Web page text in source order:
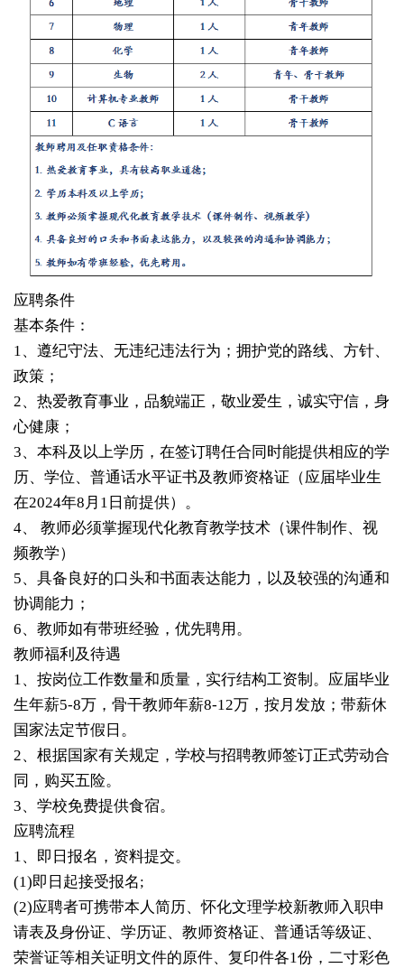
应聘条件
基本条件：
1、遵纪守法、无违纪违法行为；拥护党的路线、方针、
政策；
2、热爱教育事业，品貌端正，敬业爱生，诚实守信，身
心健康；
3、本科及以上学历，在签订聘任合同时能提供相应的学
历、学位、普通话水平证书及教师资格证（应届毕业生
在2024年8月1日前提供）。
4、 教师必须掌握现代化教育教学技术（课件制作、视
频教学）
5、具备良好的口头和书面表达能力，以及较强的沟通和
协调能力；
6、教师如有带班经验，优先聘用。
教师福利及待遇
1、按岗位工作数量和质量，实行结构工资制。应届毕业
生年薪5-8万，骨干教师年薪8-12万，按月发放；带薪休
国家法定节假日。
2、根据国家有关规定，学校与招聘教师签订正式劳动合
同，购买五险。
3、学校免费提供食宿。
应聘流程
1、即日报名，资料提交。
(1)即日起接受报名;
(2)应聘者可携带本人简历、怀化文理学校新教师入职申
请表及身份证、学历证、教师资格证、普通话等级证、
荣誉证等相关证明文件的原件、复印件各1份，二寸彩色